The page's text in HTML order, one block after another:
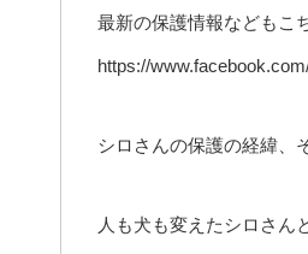
最新の保護情報などもこ
https://
シロさんの保護の経緯、
人も犬も変えたシロさん